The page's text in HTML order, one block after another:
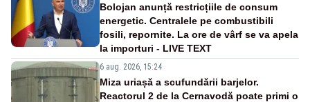
Bolojan anunță restricțiile de consum
energetic. Centralele pe combustibili
fosili, repornite. La ore de vârf se va apela
la importuri - LIVE TEXT
6 aug. 2026, 15:24
Miza uriașă a scufundării barjelor.
Reactorul 2 de la Cernavodă poate primi o